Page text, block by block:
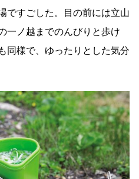
ですごした。目の前には立山
一ノ越までのんびりと歩け
同様で、ゆったりとした気分